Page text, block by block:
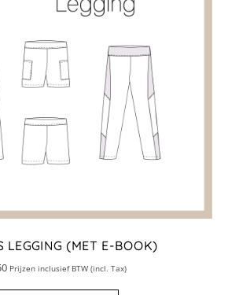
LEGGING (MET E-BOOK)
Prijzen inclusief BTW (incl. Tax)